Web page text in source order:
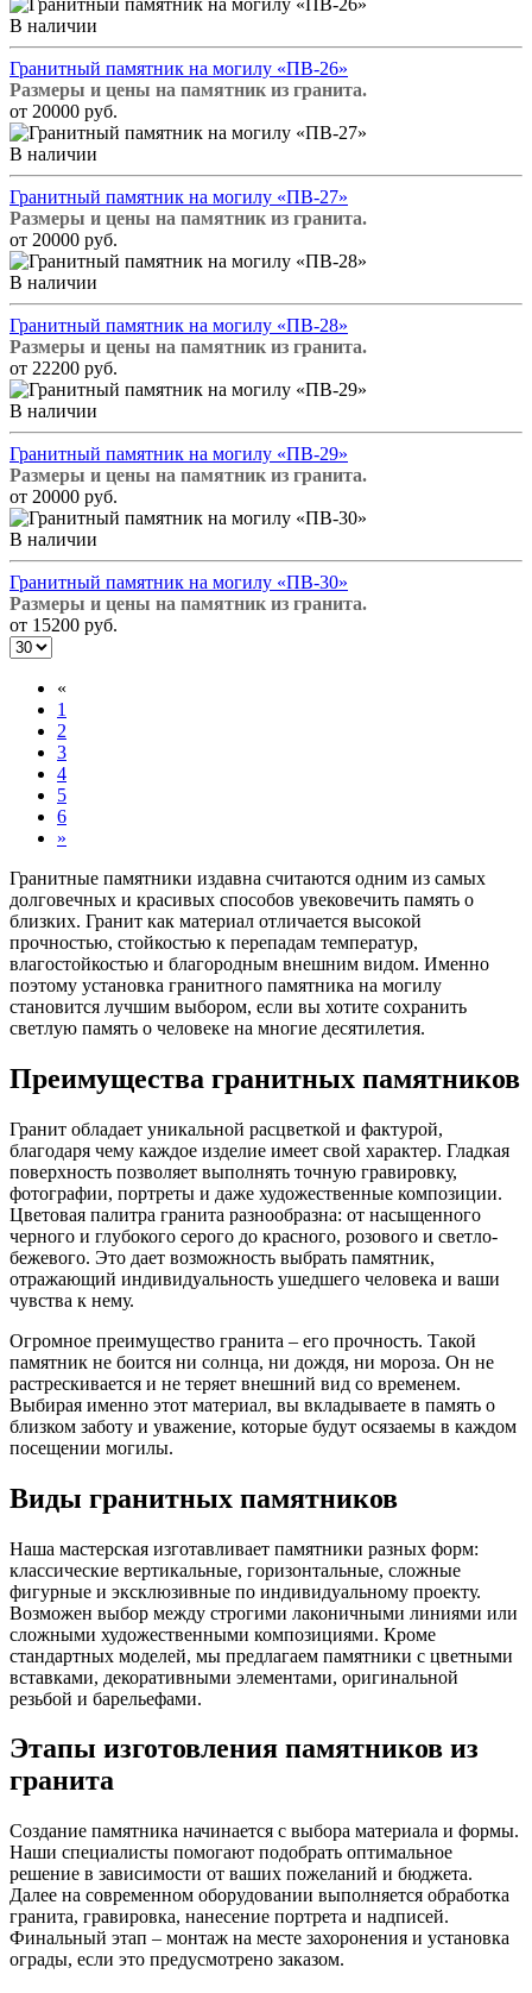
В наличии
Гранитный памятник на могилу «ПВ-26»
Размеры и цены на памятник из гранита.
от 20000 руб.
В наличии
Гранитный памятник на могилу «ПВ-27»
Размеры и цены на памятник из гранита.
от 20000 руб.
В наличии
Гранитный памятник на могилу «ПВ-28»
Размеры и цены на памятник из гранита.
от 22200 руб.
В наличии
Гранитный памятник на могилу «ПВ-29»
Размеры и цены на памятник из гранита.
от 20000 руб.
В наличии
Гранитный памятник на могилу «ПВ-30»
Размеры и цены на памятник из гранита.
от 15200 руб.
«
1
2
3
4
5
6
»
Гранитные памятники издавна считаются одним из самых
долговечных и красивых способов увековечить память о
близких. Гранит как материал отличается высокой
прочностью, стойкостью к перепадам температур,
влагостойкостью и благородным внешним видом. Именно
поэтому установка гранитного памятника на могилу
становится лучшим выбором, если вы хотите сохранить
светлую память о человеке на многие десятилетия.
Преимущества гранитных памятников
Гранит обладает уникальной расцветкой и фактурой,
благодаря чему каждое изделие имеет свой характер. Гладкая
поверхность позволяет выполнять точную гравировку,
фотографии, портреты и даже художественные композиции.
Цветовая палитра гранита разнообразна: от насыщенного
черного и глубокого серого до красного, розового и светло-
бежевого. Это дает возможность выбрать памятник,
отражающий индивидуальность ушедшего человека и ваши
чувства к нему.
Огромное преимущество гранита – его прочность. Такой
памятник не боится ни солнца, ни дождя, ни мороза. Он не
растрескивается и не теряет внешний вид со временем.
Выбирая именно этот материал, вы вкладываете в память о
близком заботу и уважение, которые будут осязаемы в каждом
посещении могилы.
Виды гранитных памятников
Наша мастерская изготавливает памятники разных форм:
классические вертикальные, горизонтальные, сложные
фигурные и эксклюзивные по индивидуальному проекту.
Возможен выбор между строгими лаконичными линиями или
сложными художественными композициями. Кроме
стандартных моделей, мы предлагаем памятники с цветными
вставками, декоративными элементами, оригинальной
резьбой и барельефами.
Этапы изготовления памятников из
гранита
Создание памятника начинается с выбора материала и формы.
Наши специалисты помогают подобрать оптимальное
решение в зависимости от ваших пожеланий и бюджета.
Далее на современном оборудовании выполняется обработка
гранита, гравировка, нанесение портрета и надписей.
Финальный этап – монтаж на месте захоронения и установка
ограды, если это предусмотрено заказом.